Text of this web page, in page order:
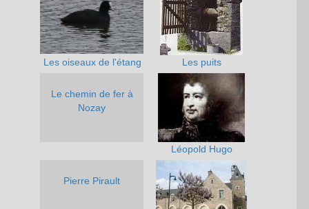
Les oiseaux de l'étang Les puits
Le chemin de fer à
Nozay
Léopold Hugo
Pierre Pirault